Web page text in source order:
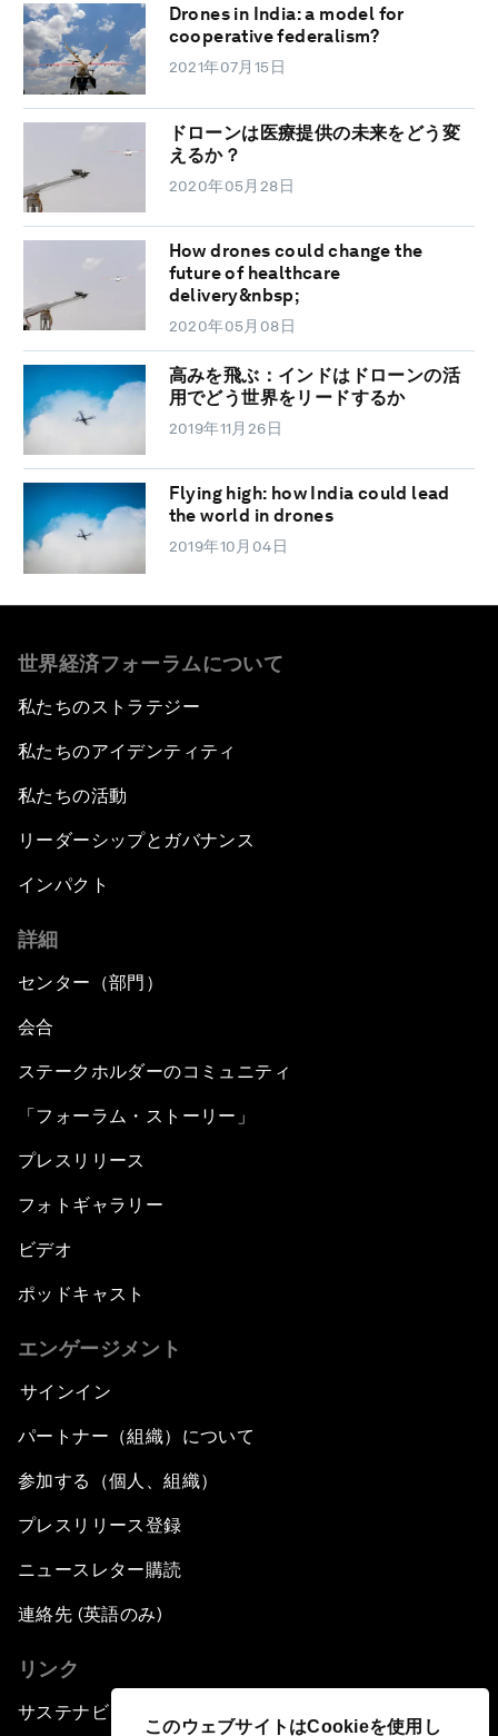
このウェブサイトはCookieを使用し
Drones in India: a model for
cooperative federalism?
2021年07月15日
ドローンは医療提供の未来をどう変
えるか？
2020年05月28日
How drones could change the
future of healthcare
delivery&nbsp;
2020年05月08日
高みを飛ぶ：インドはドローンの活
用でどう世界をリードするか
2019年11月26日
Flying high: how India could lead
the world in drones
2019年10月04日
世界経済フォーラムについて
私たちのストラテジー
私たちのアイデンティティ
私たちの活動
リーダーシップとガバナンス
インパクト
詳細
センター（部門）
会合
ステークホルダーのコミュニティ
「フォーラム・ストーリー」
プレスリリース
フォトギャラリー
ビデオ
ポッドキャスト
エンゲージメント
サインイン
パートナー（組織）について
参加する（個人、組織）
プレスリリース登録
ニュースレター購読
連絡先 (英語のみ)
リンク
サステナビリティへの取り組み